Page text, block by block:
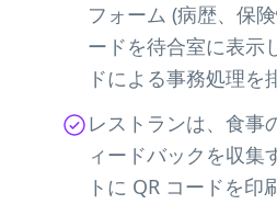
フォーム (病歴、保
ードを待合室に表示
ドによる事務処理を
レストランは、食事
ィードバックを収集
トに QR コードを印